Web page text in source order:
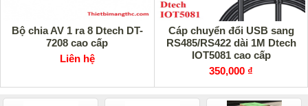
Bộ chia AV 1 ra 8 Dtech DT-
7208 cao cấp
Liên hệ
Cáp chuyển đổi USB sang
RS485/RS422 dài 1M Dtech
IOT5081 cao cấp
350,000 ₫